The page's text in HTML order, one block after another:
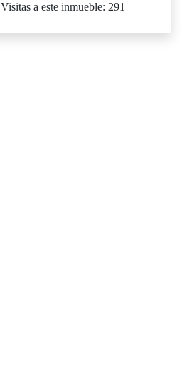
Visitas a este inmueble: 291